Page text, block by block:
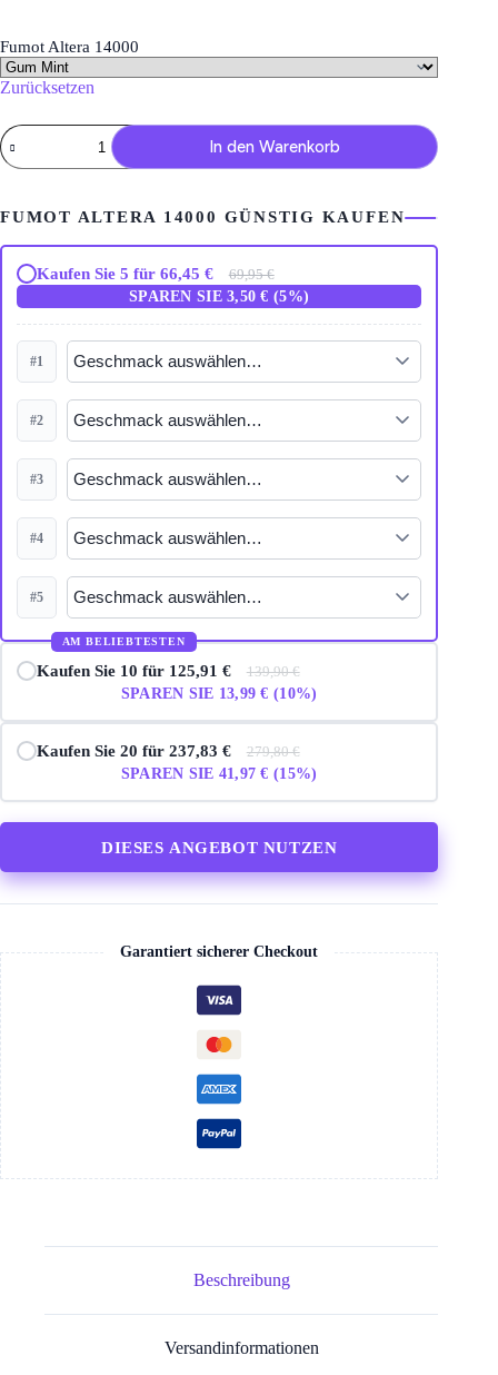
Fumot Altera 14000
Zurücksetzen
Fumot
Altera
14000
Einweg
Vape
mit
DTL
MTL
Digital
Display
Menge
In den Warenkorb
FUMOT ALTERA 14000 GÜNSTIG KAUFEN
Kaufen Sie 5 für 66,45 €
69,95 €
SPAREN SIE 3,50 € (5%)
#1
#2
#3
#4
#5
AM BELIEBTESTEN
Kaufen Sie 10 für 125,91 €
139,90 €
SPAREN SIE 13,99 € (10%)
Kaufen Sie 20 für 237,83 €
279,80 €
SPAREN SIE 41,97 € (15%)
DIESES ANGEBOT NUTZEN
Garantiert sicherer Checkout
Beschreibung
Versandinformationen